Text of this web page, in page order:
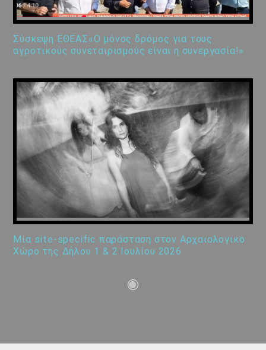
Σύσκεψη ΕΘΕΑΣ«Ο μόνος δρόμος για τους
αγροτικούς συνεταιρισμούς είναι η συνεργασία!»
Μία site-specific παράσταση στον Αρχαιολογικό
Χώρο της Δήλου 1 & 2 Ιουλίου 2026